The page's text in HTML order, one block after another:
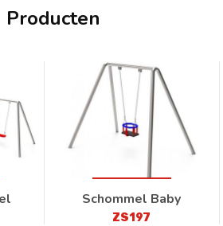
Schommel Baby
ZS197